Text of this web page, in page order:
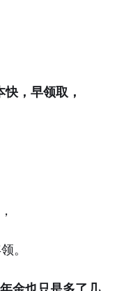
，早领取，
。